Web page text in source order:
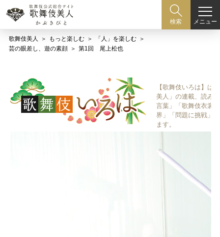
検索 メニュー
歌舞伎美人 もっと楽しむ
「人」を楽しむ
芸の眼差し、遊の素顔
第1回 尾上松也
【歌舞伎いろは】は
美人」の連載、読み
言葉」「歌舞伎衣裳
界」「問題に挑戦」
ます。